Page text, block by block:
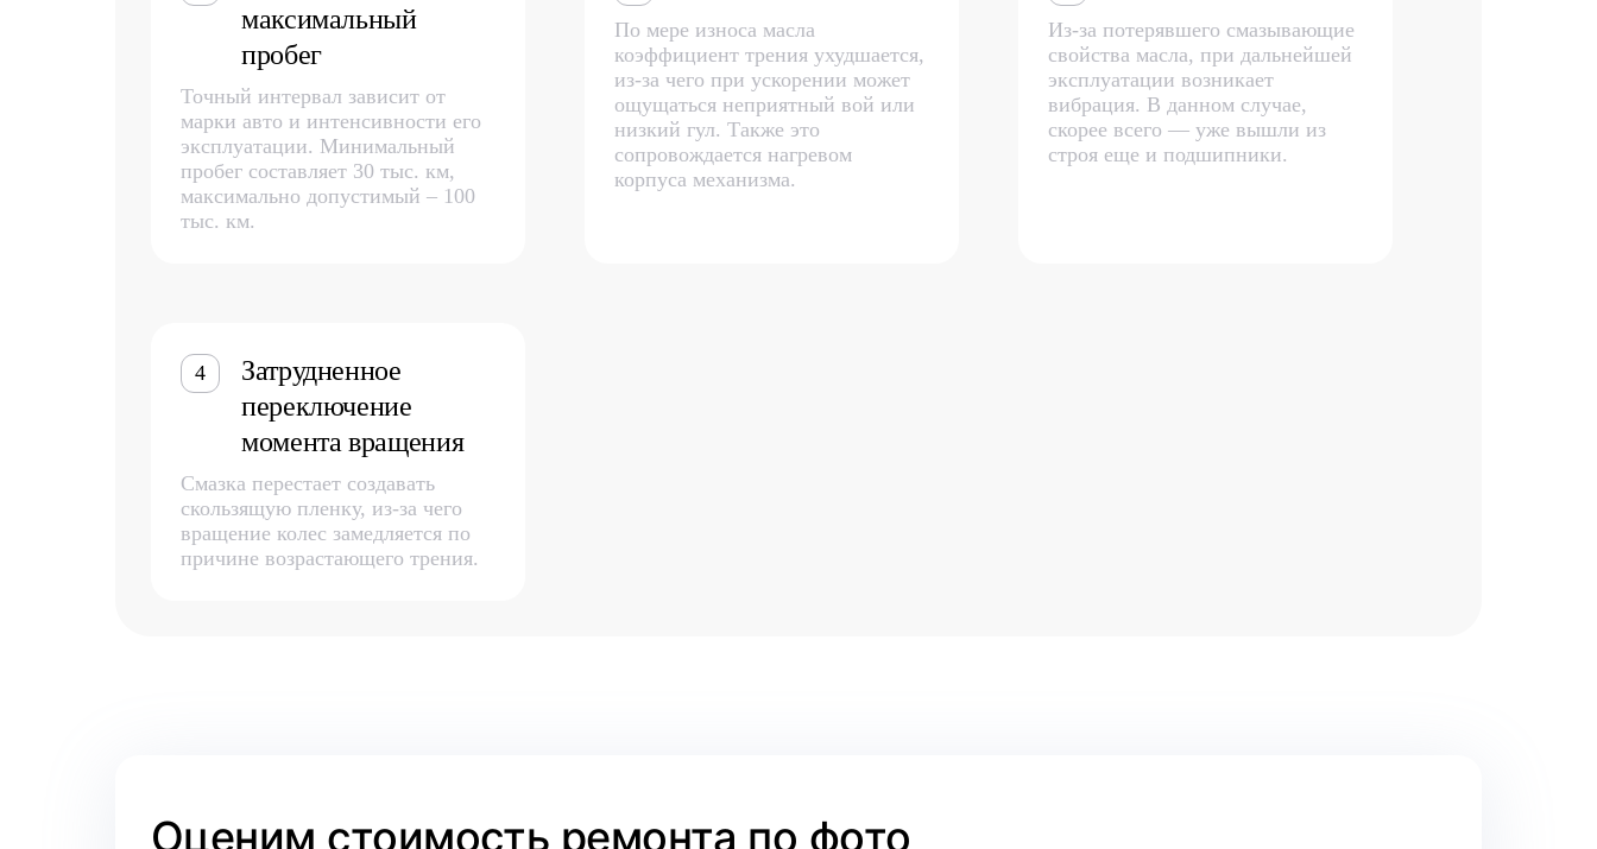
максимальный
пробег
Точный интервал зависит от
марки авто и интенсивности его
эксплуатации. Минимальный
пробег составляет 30 тыс. км,
максимально допустимый – 100
тыс. км.
По мере износа масла
коэффициент трения ухудшается,
из-за чего при ускорении может
ощущаться неприятный вой или
низкий гул. Также это
сопровождается нагревом
корпуса механизма.
Из-за потерявшего смазывающие
свойства масла, при дальнейшей
эксплуатации возникает
вибрация. В данном случае,
скорее всего — уже вышли из
строя еще и подшипники.
4
Затрудненное
переключение
момента вращения
Смазка перестает создавать
скользящую пленку, из-за чего
вращение колес замедляется по
причине возрастающего трения.
Оценим стоимость ремонта по фото